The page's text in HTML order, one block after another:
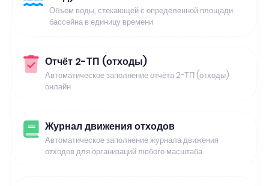
Объём воды, стекающей с определенной площади
бассейна в единицу времени
Отчёт 2-ТП (отходы)
Автоматическое заполнение отчёта 2-ТП (отходы)
онлайн
Журнал движения отходов
Автоматическое заполнение журнала движения
отходов для организаций любого масштаба